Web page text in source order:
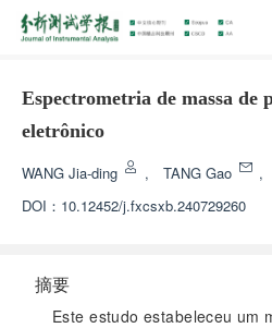
Espectrometria de massa de
eletrônico
WANG Jia-ding , TANG Gao ,
DOI： 10.12452/j.fxcsxb.240729260
摘要
Este estudo estabeleceu um